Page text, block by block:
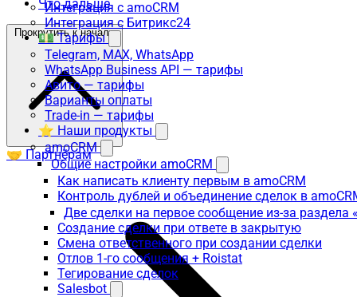
Интеграция с amoCRM
Интеграция с Битрикс24
💵 Тарифы
Telegram, MAX, WhatsApp
WhatsApp Business API — тарифы
Авито — тарифы
Варианты оплаты
Trade-in — тарифы
⭐ Наши продукты
amoCRM
Общие настройки amoCRM
Как написать клиенту первым в amoCRM
Контроль дублей и объединение сделок в
Две сделки на первое сообщение из-за раздела
Создание сделки при ответе в закрытую
Смена ответственного при создании сделки
Отлов 1-го сообщения + Roistat
Тегирование сделок
Salesbot
Что дальше
Прокрутить к началу
🤝 Партнёрам